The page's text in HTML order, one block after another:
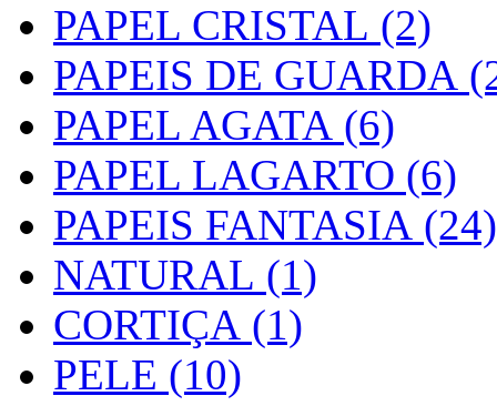
PAPEL CRISTAL (2)
PAPEIS DE GUARDA
PAPEL AGATA (6)
PAPEL LAGARTO (6)
PAPEIS FANTASIA (24)
NATURAL (1)
CORTIÇA (1)
PELE (10)